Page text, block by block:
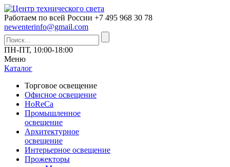
Работаем по всей России +7 495 968 30 78
newenterinfo@gmail.com
ПН-ПТ, 10:00-18:00
Меню
Каталог
Торговое освещение
Офисное освещение
HoReCa
Промышленное
освещение
Архитектурное
освещение
Интерьерное освещение
Прожекторы